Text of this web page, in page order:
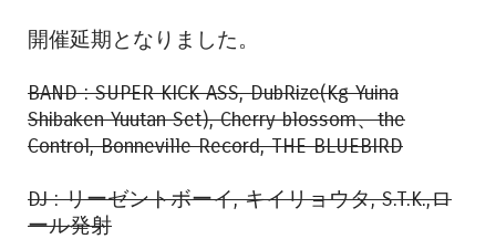
開催延期となりました。
BAND : SUPER KICK ASS, DubRize(Kg Yuina
Shibaken Yuutan Set), Cherry blossom、the
Control, Bonneville Record, THE BLUEBIRD
DJ : リーゼントボーイ, キイリョウタ, S.T.K.,ロ
ール発射